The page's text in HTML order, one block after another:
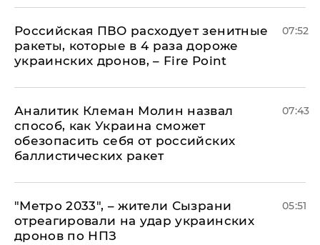
Российская ПВО расходует зенитные
ракеты, которые в 4 раза дороже
украинских дронов, – Fire Point
07:52
Аналитик Клеман Молин назвал
способ, как Украина сможет
обезопасить себя от российских
баллистических ракет
07:43
"Метро 2033", – жители Сызрани
отреагировали на удар украинских
дронов по НПЗ
05:51